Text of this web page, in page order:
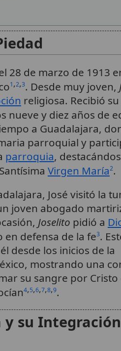
28 de marzo de 1913
1,2,3. Desde muy joven,
religiosa. Recibió su
nueve y diez años de
a Guadalajara,
parroquial y
parroquia,
Virgen María2.
José visitó la
joven abogado
Joselito pidió a
defensa de la fe3.
desde los inicios de la
mostrando una
su sangre por Cristo
4,5,6,7,8,9.
y su